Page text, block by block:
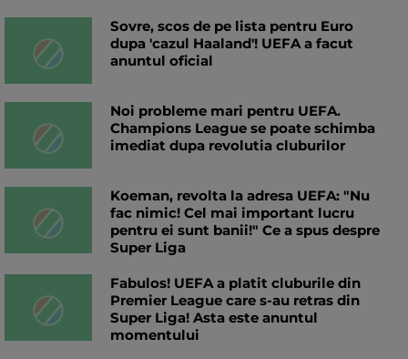
Sovre, scos de pe lista pentru Euro
dupa 'cazul Haaland'! UEFA a facut
anuntul oficial
Noi probleme mari pentru UEFA.
Champions League se poate schimba
imediat dupa revolutia cluburilor
Koeman, revolta la adresa UEFA: "Nu
fac nimic! Cel mai important lucru
pentru ei sunt banii!" Ce a spus despre
Super Liga
Fabulos! UEFA a platit cluburile din
Premier League care s-au retras din
Super Liga! Asta este anuntul
momentului